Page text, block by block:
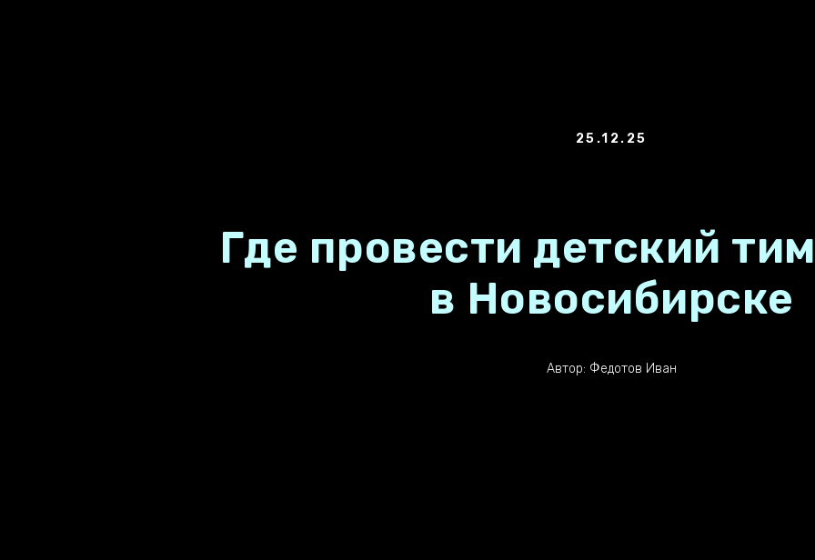
25.12.25
Где провести детский
в Новосибирске
Автор: Федотов Иван